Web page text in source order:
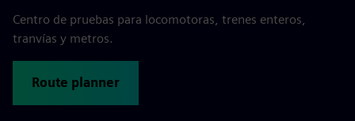
Centro de pruebas para locomotoras, trenes enteros,
tranvías y metros.
Route planner